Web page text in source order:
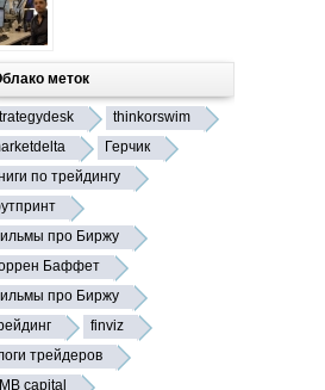
меток
thinkorswim
Герчик
по трейдингу
про Биржу
Баффет
про Биржу
finviz
трейдеров
capital